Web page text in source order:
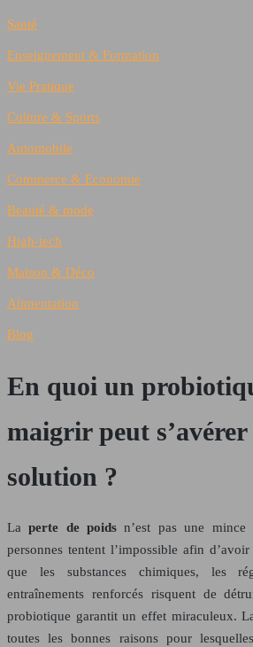
Santé
Enseignement & Formation
Vie Pratique
Culture & Sports
Automobile
Commerce & Economie
Beauté & mode
High-tech
Maison & Déco
Alimentation
Blog
En quoi un
maigrir peut
solution ?
Laperte de poids n’est pas une
personnes tentent l’impossible afin
que les substances chimiques, les
entraînements renforcés risquent de
probiotique garantit un effet miraculeux.
toutes les bonnes raisons pour